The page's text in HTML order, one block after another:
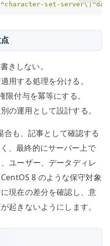
set-
きしない。
用する処理を分ける。
付与を冪等にする。
の運用として設計する。
も、記事として確認する
、最終的にサーバー上で
ユーザー、データディレ
8 のような保守対象
現在の差分を確認し、意
起きないようにします。